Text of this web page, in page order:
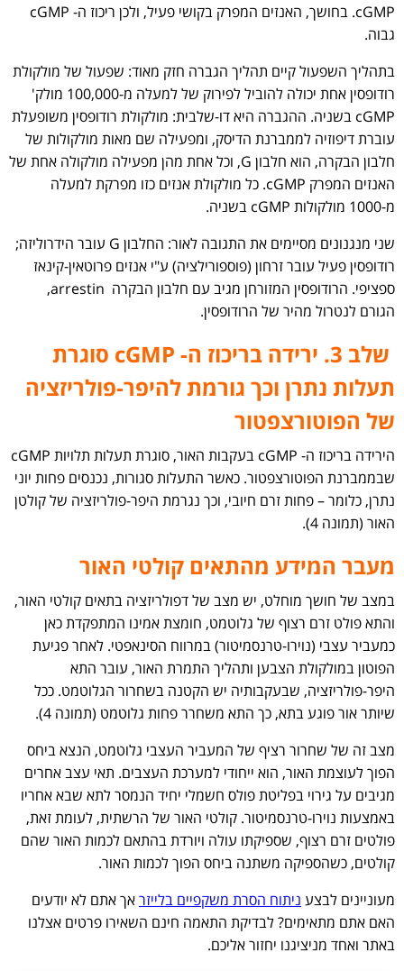
cGMP. בחושך, האנזים המפרק בקושי פעיל, ולכן ריכוז ה- cGMP
גבוה.
בתהליך השפעול קיים תהליך הגברה חזק מאוד: שפעול של מולקולת
רודופסין אחת יכולה להוביל לפירוק של למעלה מ-100,000 מולק'
cGMP בשניה. ההגברה היא דו-שלבית: מולקולת רודופסין משופעלת
עוברת דיפוזיה לממברנת הדיסק, ומפעילה שם מאות מולקולות של
חלבון הבקרה, הוא חלבון G, וכל אחת מהן מפעילה מולקולה אחת של
האנזים המפרק cGMP. כל מולקולת אנזים כזו מפרקת למעלה
מ-1000 מולקולות cGMP בשניה.
שני מנגנונים מסיימים את התגובה לאור: החלבון G עובר הידרוליזה;
רודופסין פעיל עובר זרחון (פוספורילציה) ע"י אנזים פרוטאין-קינאז
ספציפי. הרודופסין המזורחן מגיב עם חלבון הבקרה arrestin,
הגורם לנטרול מהיר של הרודופסין.
שלב 3. ירידה בריכוז ה- cGMP סוגרת
תעלות נתרן וכך גורמת להיפר-פולריזציה
של הפוטורצפטור
הירידה בריכוז ה- cGMP בעקבות האור, סוגרת תעלות תלויות cGMP
שבממברנת הפוטורצפטור. כאשר התעלות סגורות, נכנסים פחות יוני
נתרן, כלומר – פחות זרם חיובי, וכך נגרמת היפר-פולריזציה של קולטן
האור (תמונה 4).
מעבר המידע מהתאים קולטי האור
במצב של חושך מוחלט, יש מצב של דפולריזציה בתאים קולטי האור,
והתא פולט זרם רצוף של גלוטמט, חומצת אמינו המתפקדת כאן
כמעביר עצבי (נוירו-טרנסמיטור) במרווח הסינאפטי. לאחר פגיעת
הפוטון במולקולת הצבען ותהליך התמרת האור, עובר התא
היפר-פולריזציה, שבעקבותיה יש הקטנה בשחרור הגלוטמט. ככל
שיותר אור פוגע בתא, כך התא משחרר פחות גלוטמט (תמונה 4).
מצב זה של שחרור רציף של המעביר העצבי גלוטמט, הנצא ביחס
הפוך לעוצמת האור, הוא ייחודי למערכת העצבים. תאי עצב אחרים
מגיבים על גירוי בפליטת פולס חשמלי יחיד הנמסר לתא שבא אחריו
באמצעות נוירו-טרנסמיטור. קולטי האור של הרשתית, לעומת זאת,
פולטים זרם רצוף, שספיקתו עולה ויורדת בהתאם לכמות האור שהם
קולטים, כשהספיקה משתנה ביחס הפוך לכמות האור.
מעוניינים לבצע ניתוח הסרת משקפיים בלייזראך אתם לא יודעים
האם אתם מתאימים? לבדיקת התאמה חינם השאירו פרטים אצלנו
באתר ואחד מניציגנו יחזור אליכם.